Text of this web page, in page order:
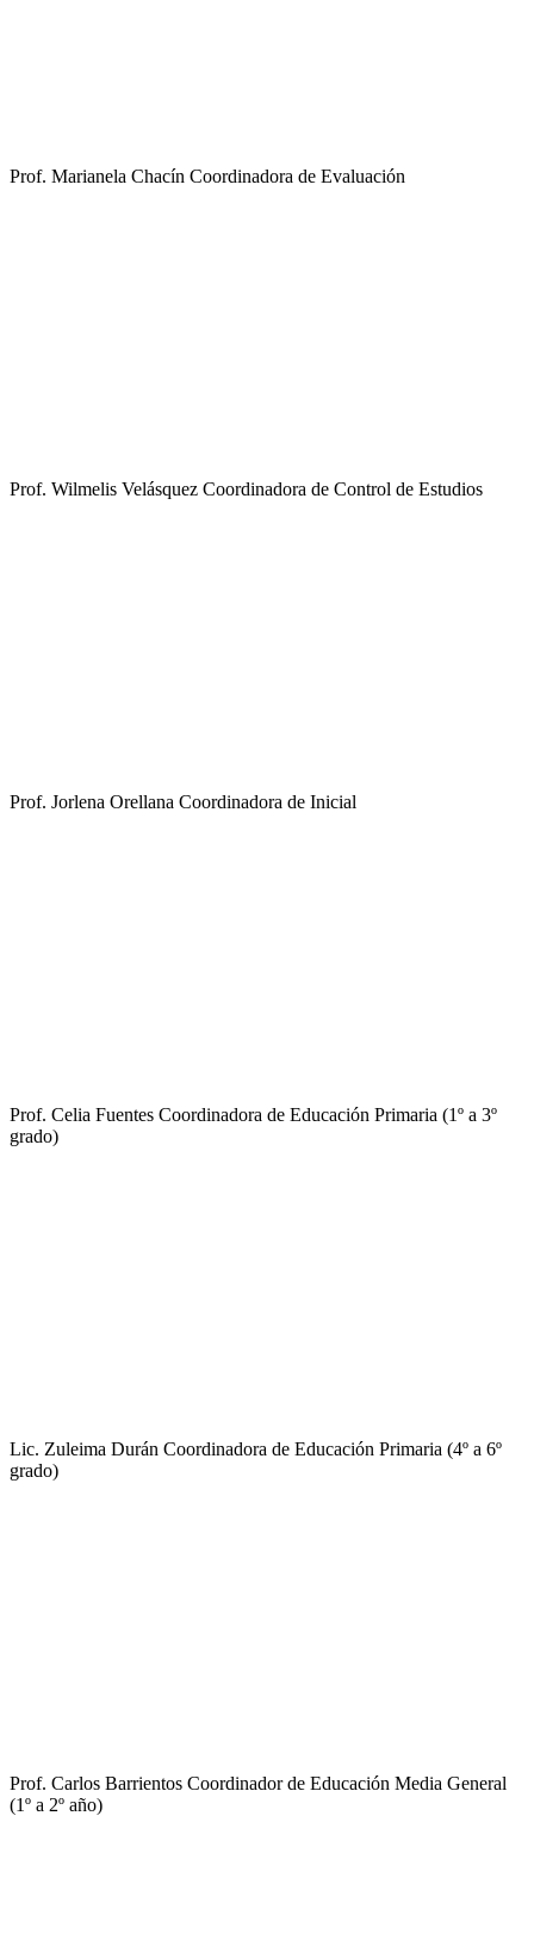
Prof. Marianela Chacín Coordinadora de Evaluación
Prof. Wilmelis Velásquez Coordinadora de Control de Estudios
Prof. Jorlena Orellana Coordinadora de Inicial
Prof. Celia Fuentes Coordinadora de Educación Primaria (1º a 3º
grado)
Lic. Zuleima Durán Coordinadora de Educación Primaria (4º a 6º
grado)
Prof. Carlos Barrientos Coordinador de Educación Media General
(1º a 2º año)